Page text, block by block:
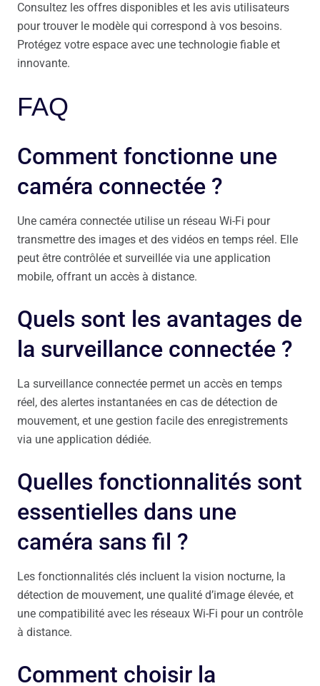
Consultez les offres disponibles et les avis utilisateurs
pour trouver le modèle qui correspond à vos besoins.
Protégez votre espace avec une technologie fiable et
innovante.
FAQ
Comment fonctionne une
caméra connectée ?
Une caméra connectée utilise un réseau Wi-Fi pour
transmettre des images et des vidéos en temps réel. Elle
peut être contrôlée et surveillée via une application
mobile, offrant un accès à distance.
Quels sont les avantages de
la surveillance connectée ?
La surveillance connectée permet un accès en temps
réel, des alertes instantanées en cas de détection de
mouvement, et une gestion facile des enregistrements
via une application dédiée.
Quelles fonctionnalités sont
essentielles dans une
caméra sans fil ?
Les fonctionnalités clés incluent la vision nocturne, la
détection de mouvement, une qualité d’image élevée, et
une compatibilité avec les réseaux Wi-Fi pour un contrôle
à distance.
Comment choisir la